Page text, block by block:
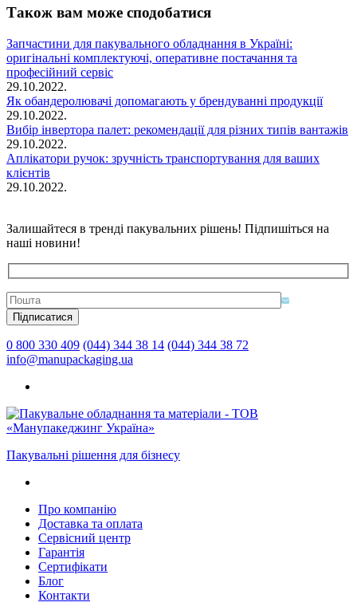
Також вам може сподобатися
Запчастини для пакувального обладнання в Україні:
оригінальні комплектуючі, оперативне постачання та
професійний сервіс
29.10.2022.
Як обандеролювачі допомагають у брендуванні продукції
29.10.2022.
Вибір інвертора палет: рекомендації для різних типів вантажів
29.10.2022.
Аплікатори ручок: зручність транспортування для ваших
клієнтів
29.10.2022.
Залишайтеся в тренді пакувальних рішень! Підпишіться на
наші новини!
0 800 330 409 (044) 344 38 14 (044) 344 38 72
info@manupackaging.ua
Пакувальні рішення для бізнесу
Про компанію
Доставка та оплата
Сервісний центр
Гарантія
Сертифікати
Блог
Контакти